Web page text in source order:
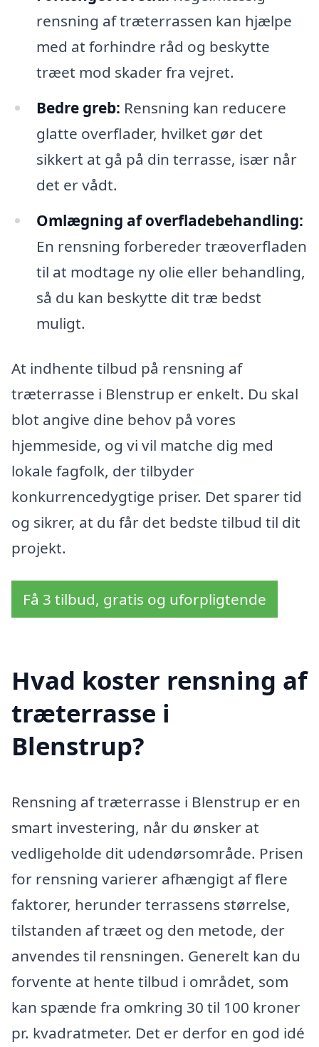
rensning af træterrassen kan hjælpe
med at forhindre råd og beskytte
træet mod skader fra vejret.
Bedre greb: Rensning kan reducere
glatte overflader, hvilket gør det
sikkert at gå på din terrasse, især når
det er vådt.
Omlægning af overfladebehandling:
En rensning forbereder træoverfladen
til at modtage ny olie eller behandling,
så du kan beskytte dit træ bedst
muligt.
At indhente tilbud på rensning af
træterrasse i Blenstrup er enkelt. Du skal
blot angive dine behov på vores
hjemmeside, og vi vil matche dig med
lokale fagfolk, der tilbyder
konkurrencedygtige priser. Det sparer tid
og sikrer, at du får det bedste tilbud til dit
projekt.
Få 3 tilbud, gratis og uforpligtende
Hvad koster rensning af
træterrasse i
Blenstrup?
Rensning af træterrasse i Blenstrup er en
smart investering, når du ønsker at
vedligeholde dit udendørsområde. Prisen
for rensning varierer afhængigt af flere
faktorer, herunder terrassens størrelse,
tilstanden af træet og den metode, der
anvendes til rensningen. Generelt kan du
forvente at hente tilbud i området, som
kan spænde fra omkring 30 til 100 kroner
pr. kvadratmeter. Det er derfor en god idé